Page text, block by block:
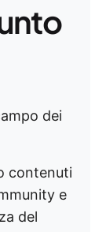
dei
contenuti
e
del